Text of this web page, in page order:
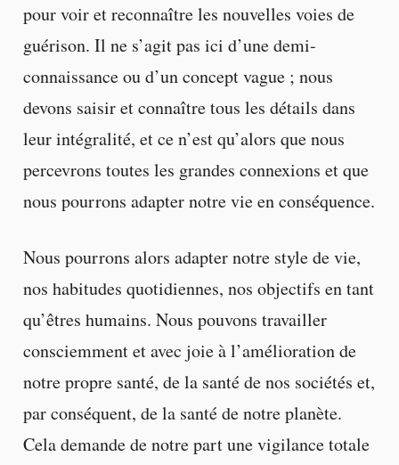
pour voir et reconnaître les nouvelles voies de
guérison. Il ne s’agit pas ici d’une demi-
connaissance ou d’un concept vague ; nous
devons saisir et connaître tous les détails dans
leur intégralité, et ce n’est qu’alors que nous
percevrons toutes les grandes connexions et que
nous pourrons adapter notre vie en conséquence.
Nous pourrons alors adapter notre style de vie,
nos habitudes quotidiennes, nos objectifs en tant
qu’êtres humains. Nous pouvons travailler
consciemment et avec joie à l’amélioration de
notre propre santé, de la santé de nos sociétés et,
par conséquent, de la santé de notre planète.
Cela demande de notre part une vigilance totale